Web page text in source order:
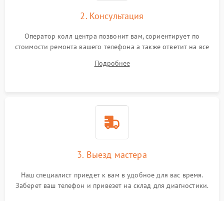
2. Консультация
Оператор колл центра позвонит вам, сориентирует по
стоимости ремонта вашего телефона а также ответит на все
Подробнее
3. Выезд мастера
Наш специалист приедет к вам в удобное для вас время.
Заберет ваш телефон и привезет на склад для диагностики.